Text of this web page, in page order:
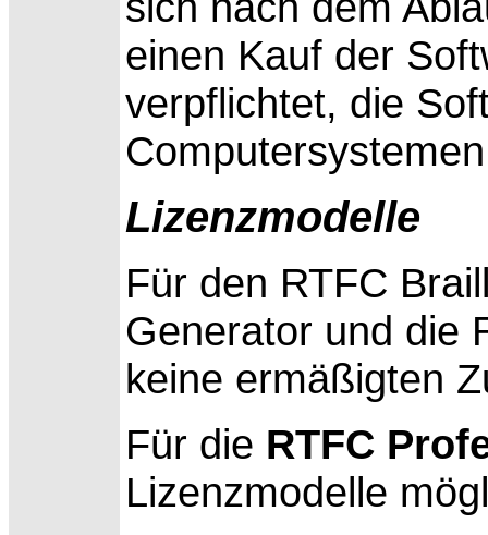
einen Kauf der
verpflichtet, die
Lizenzmodelle
Für den RTFC
Generator und die
keine ermäßigten
Für die RTFC
Lizenzmodelle